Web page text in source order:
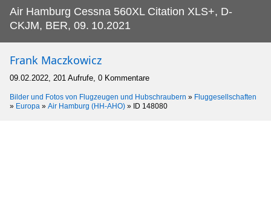
Air Hamburg Cessna 560XL Citation XLS+, D-
CKJM, BER, 09. 10.2021
Frank Maczkowicz
09.02.2022, 201 Aufrufe, 0 Kommentare
Bilder und Fotos von Flugzeugen und Hubschraubern » Fluggesellschaften
» Europa » Air Hamburg (HH-AHO) » ID 148080